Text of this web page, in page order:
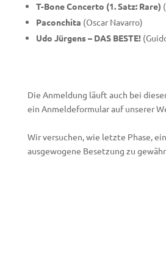
T-Bone Concerto (1. Satz: Rare)
Paconchita (Oscar Navarro)
Udo Jürgens – DAS BESTE!
Die Anmeldung läuft auch bei
ein Anmeldeformular auf unserer
Wir versuchen, wie letzte Phase,
ausgewogene Besetzung zu